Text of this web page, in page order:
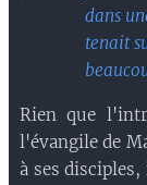
dans
tenait
Rien que
l'évangile de
à ses